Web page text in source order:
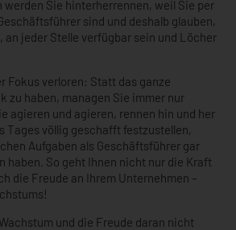
werden Sie hinterherrennen, weil Sie per
sind und deshalb glauben,
an jeder Stelle verfügbar sein und Löcher
Fokus verloren: Statt das ganze
zu haben, managen Sie immer nur
agieren und agieren, rennen hin und her
Tages völlig geschafft festzustellen,
Aufgaben als Geschäftsführer gar
haben. So geht Ihnen nicht nur die Kraft
die Freude an Ihrem Unternehmen –
und die Freude daran nicht